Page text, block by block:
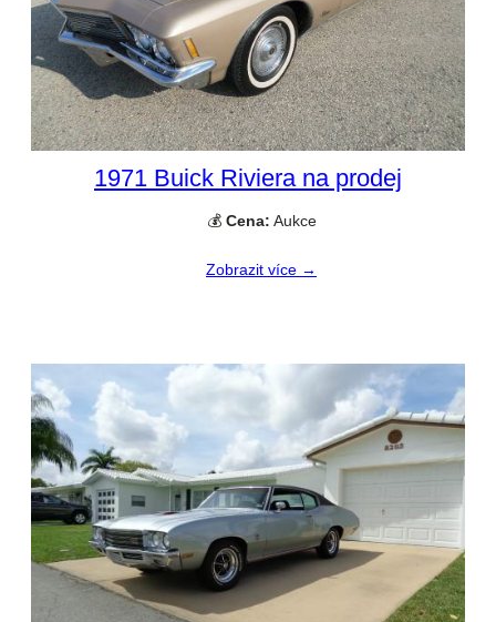
1971 Buick Riviera na prodej
💰 Cena: Aukce
Zobrazit více →